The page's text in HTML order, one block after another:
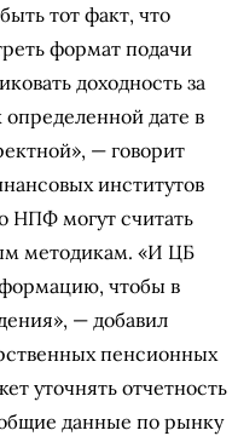
тот факт, что
формат подачи
доходность за
определенной дате в
— говорит
институтов
НПФ могут считать
методикам. «И ЦБ
чтобы в
— добавил
пенсионных
уточнять отчетность
данные по рынку